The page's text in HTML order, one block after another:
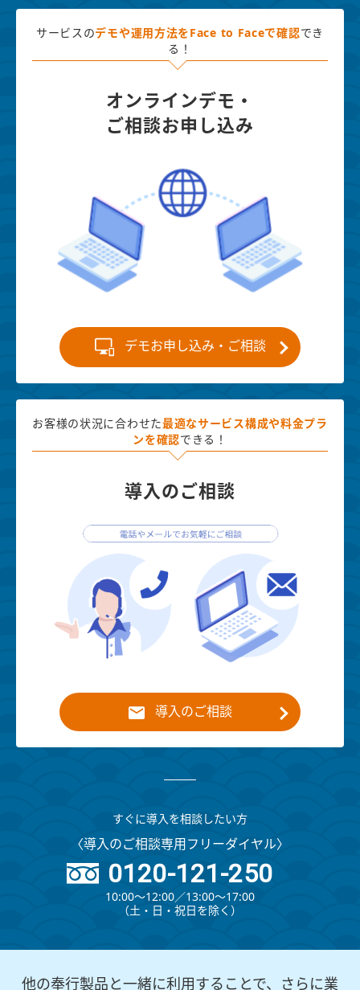
サービスのデモや運用方法を Face to Faceで確認 でき
る！
オンラインデモ・
ご相談お申し込み
デモお申し込み・ご相談
お客様の状況に合わせた最適なサービス構成や料金プラ
ンを確認できる！
導入のご相談
導入のご相談
すぐに導入を相談したい方
〈導入のご相談専用フリーダイヤル〉
0120-121-250
10:00～12:00∕13:00～17:00
（⼟・⽇・祝⽇を除く）
他の奉行製品と一緒に利用することで、さらに業